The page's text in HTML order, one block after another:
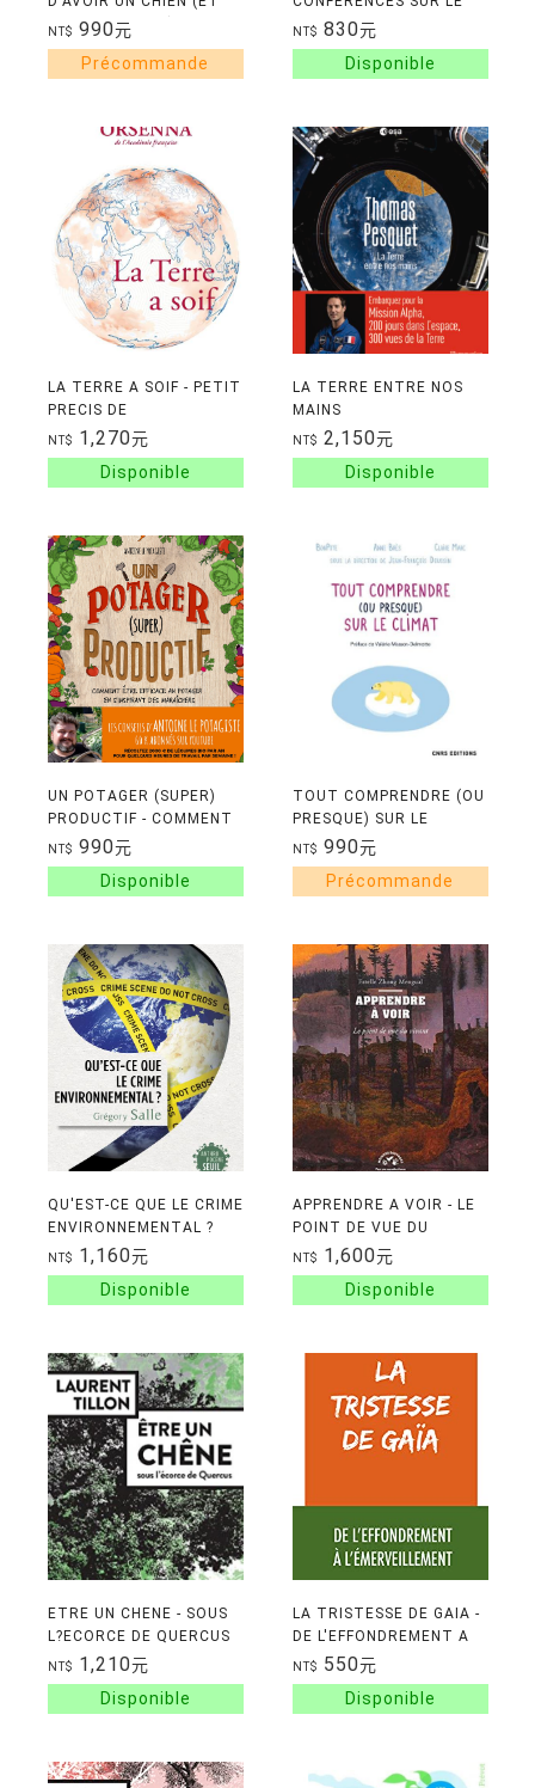
PAS UN ENFANT)
NT$ 990元
NOUVEAU REGIME
CLIMATIQUE
NT$ 830元
LA TERRE A SOIF - PETIT
PRECIS DE
MONDIALISATION TOME
VI
NT$ 1,270元
LA TERRE ENTRE NOS
MAINS
NT$ 2,150元
UN POTAGER (SUPER)
PRODUCTIF - COMMENT
ETRE EFFICACE AU
POTAGER EN
S'INSPIRANT DES
NT$ 990元
TOUT COMPRENDRE (OU
PRESQUE) SUR LE
CLIMAT
NT$ 990元
QU'EST-CE QUE LE CRIME
ENVIRONNEMENTAL ?
NT$ 1,160元
APPRENDRE A VOIR - LE
POINT DE VUE DU
VIVANT
NT$ 1,600元
ETRE UN CHENE - SOUS
L?ECORCE DE QUERCUS
NT$ 1,210元
LA TRISTESSE DE GAIA -
DE L'EFFONDREMENT A
L'EMERVEILLEMENT
NT$ 550元